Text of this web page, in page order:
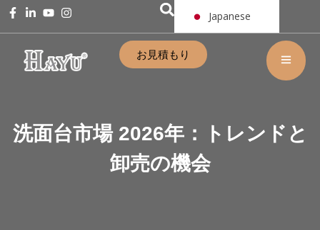
Japanese
お見積もり
洗面台市場 2026年：トレンドと
卸売の機会